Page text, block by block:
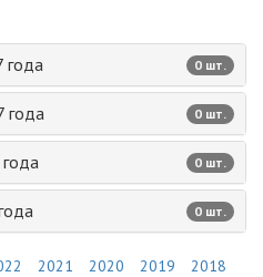
года 0 шт.
года 0 шт.
0 шт.
0 шт.
2021 2020 2019
2018